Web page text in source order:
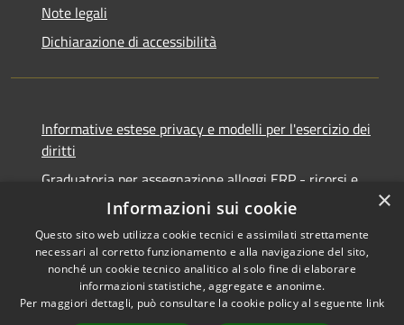
Note legali
Dichiarazione di accessibilità
Informative estese privacy e modelli per l'esercizio dei
diritti
Graduatoria per assegnazione alloggi ERP - ricorsi e
Accessibilità
Copyright © 2026 • Comune di
Ancona • Powered by
×
Informazioni sui cookie
Questo sito web utilizza cookie tecnici e assimilati strettamente
necessari al corretto funzionamento e alla navigazione del sito,
nonché un cookie tecnico analitico al solo fine di elaborare
informazioni statistiche, aggregate e anonime.
Per maggiori dettagli, può consultare la cookie policy al seguente link